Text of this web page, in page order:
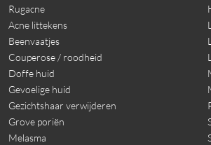
Rugacne
Acne littekens
Beenvaatjes
Couperose / roodheid
Doffe huid
Gevoelige huid
Gezichtshaar verwijderen
Grove poriën
Melasma